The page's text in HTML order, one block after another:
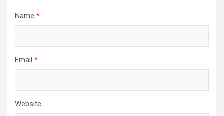
Name *
Email *
Website